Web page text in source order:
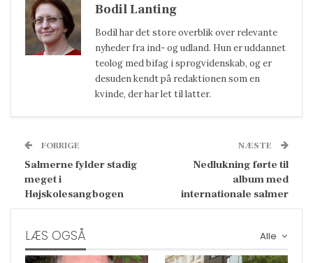
Bodil Lanting
Bodil har det store overblik over relevante
nyheder fra ind- og udland. Hun er uddannet
teolog med bifag i sprogvidenskab, og er
desuden kendt på redaktionen som en
kvinde, der har let til latter.
FORRIGE
Salmerne fylder stadig
meget i
Højskolesangbogen
NÆSTE
Nedlukning førte til
album med
internationale salmer
Alle
LÆS OGSÅ